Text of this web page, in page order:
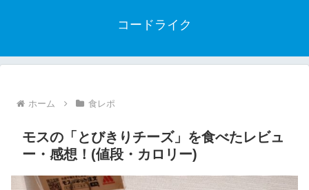
コードライク
ホーム 食レポ
モスの「とびきりチーズ」を食べたレビュ
ー・感想！(値段・カロリー)